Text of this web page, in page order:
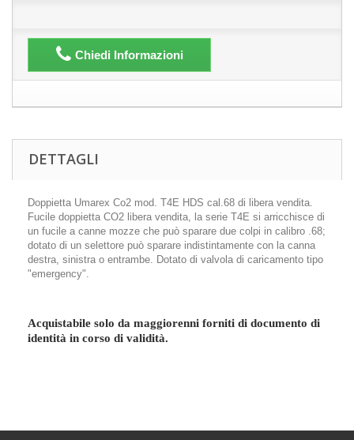
Chiedi Informazioni
DETTAGLI
Doppietta Umarex Co2 mod. T4E HDS cal.68 di libera vendita.
Fucile doppietta CO2 libera vendita, la serie T4E si arricchisce di
un fucile a canne mozze che può sparare due colpi in calibro .68;
dotato di un selettore può sparare indistintamente con la canna
destra, sinistra o entrambe. Dotato di valvola di caricamento tipo
"emergency".
Acquistabile solo da maggiorenni forniti di documento di
identità in corso di validità.